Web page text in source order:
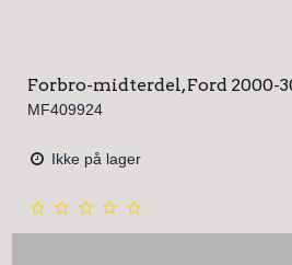
Forbro-midterdel, Ford 2000-
MF409924
Ikke på lager